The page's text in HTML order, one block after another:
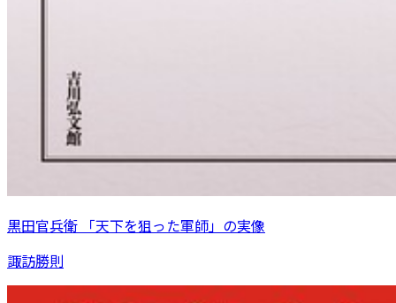
黒田官兵衛 「天下を狙った軍師」の実像
諏訪勝則